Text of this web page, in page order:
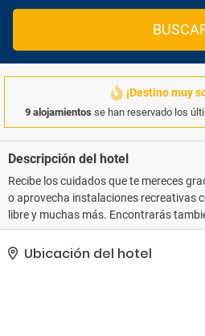
¡Destino muy
9 alojamientos se han reservado los
Descripción del hotel
Recibe los cuidados que te mereces
o aprovecha instalaciones recreativas
libre y muchas más. Encontrarás
gratis, servicios de conserjería y
pago). Llegarás a las principales
Ubicación del hotel